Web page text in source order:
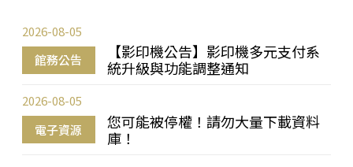
館務公告
【影印機公告】影印機多元支付系
統升級與功能調整通知
2026-08-05
電子資源
您可能被停權！請勿大量下載資料
庫！
2026-08-05